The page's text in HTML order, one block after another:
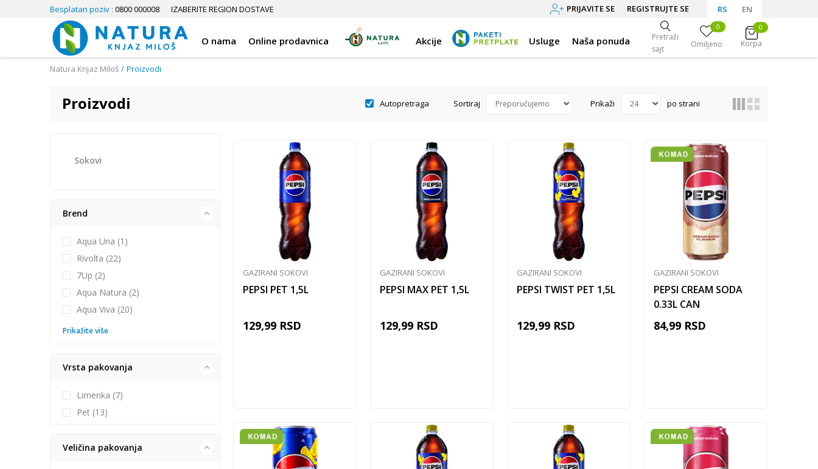
Besplatan poziv : 0800 000008 IZABERITE REGION DOSTAVE RS EN
PRIJAVITE SE REGISTRUJTE SE
O nama Online prodavnica Akcije Usluge Naša ponuda
Pretraži
sajt
Omiljeno
0
Korpa
0
Natura Knjaz Miloš Proizvodi
Proizvodi Autopretraga Sortiraj Prikaži po strani
Sokovi
Brend
Aqua Una (1)
Rivolta (22)
7Up (2)
Aqua Natura (2)
Aqua Viva (20)
Prikažite više
Vrsta pakovanja
Limenka (7)
Pet (13)
Veličina pakovanja
GAZIRANI SOKOVI
PEPSI PET 1,5L
129,99 RSD
GAZIRANI SOKOVI
PEPSI MAX PET 1,5L
129,99 RSD
GAZIRANI SOKOVI
PEPSI TWIST PET 1,5L
129,99 RSD
GAZIRANI SOKOVI
PEPSI CREAM SODA
0.33L CAN
84,99 RSD